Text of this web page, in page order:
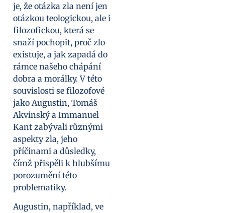
je, že otázka zla není jen
otázkou teologickou, ale i
filozofickou, která se
snaží pochopit, proč zlo
existuje, a jak zapadá do
rámce našeho chápání
dobra a morálky. V této
souvislosti se filozofové
jako Augustin, Tomáš
Akvinský a Immanuel
Kant zabývali různými
aspekty zla, jeho
příčinami a důsledky,
čímž přispěli k hlubšímu
porozumění této
problematiky.
Augustin, například, ve